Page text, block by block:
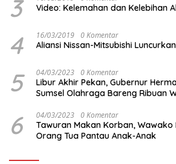
3 Video: Kelemahan dan Kelebihan
4 16/03/2019 0 Komentar
Aliansi Nissan-Mitsubishi
5 04/03/2023 0 Komentar
Libur Akhir Pekan, Gubernur
Sumsel Olahraga Bareng Ribuan
6 04/03/2023 0 Komentar
Tawuran Makan Korban, Wawako
Orang Tua Pantau Anak-Anak